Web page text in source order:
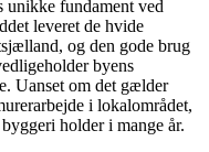
unikke fundament ved
leveret de hvide
og den gode brug
byens
Uanset om det gælder
i lokalområdet,
holder i mange år.